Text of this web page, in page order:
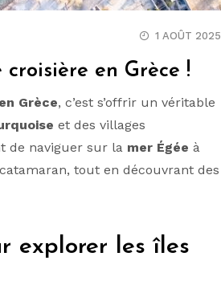
1 AOÛT 2025
croisière en Grèce !
Grèce, c’est s’offrir un véritable
et des villages
de naviguer sur la mer Égée à
tout en découvrant des
explorer les îles